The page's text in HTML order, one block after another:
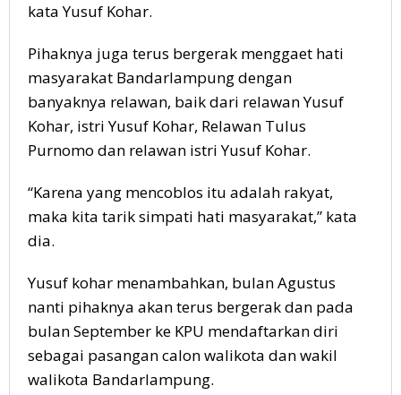
kata Yusuf Kohar.
Pihaknya juga terus bergerak menggaet hati
masyarakat Bandarlampung dengan
banyaknya relawan, baik dari relawan Yusuf
Kohar, istri Yusuf Kohar, Relawan Tulus
Purnomo dan relawan istri Yusuf Kohar.
“Karena yang mencoblos itu adalah rakyat,
maka kita tarik simpati hati masyarakat,” kata
dia.
Yusuf kohar menambahkan, bulan Agustus
nanti pihaknya akan terus bergerak dan pada
bulan September ke KPU mendaftarkan diri
sebagai pasangan calon walikota dan wakil
walikota Bandarlampung.